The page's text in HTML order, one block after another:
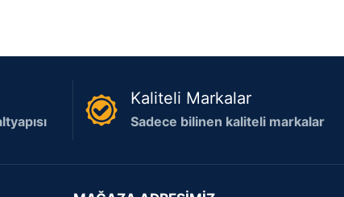
Kaliteli Markalar
Sadece bilinen kaliteli markalar